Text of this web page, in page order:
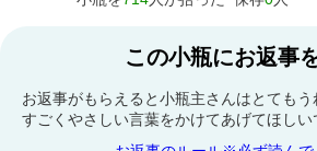
この小瓶にお返事
お返事がもらえると小瓶主さんはとても
すごくやさしい言葉をかけてあげてほしい